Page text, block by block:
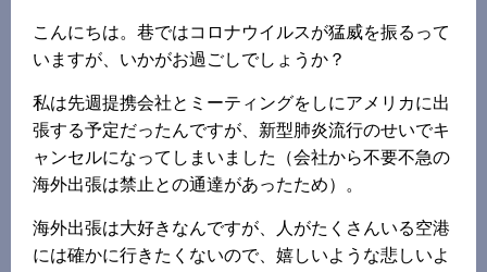
こんにちは。巷ではコロナウイルスが猛威を振るって
いますが、いかがお過ごしでしょうか？
私は先週提携会社とミーティングをしにアメリカに出
張する予定だったんですが、新型肺炎流行のせいでキ
ャンセルになってしまいました（会社から不要不急の
海外出張は禁止との通達があったため）。
海外出張は大好きなんですが、人がたくさんいる空港
には確かに行きたくないので、嬉しいような悲しいよ